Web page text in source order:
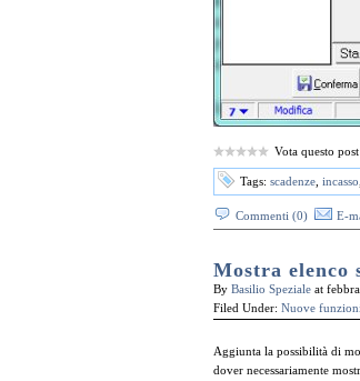
Vota questo
Tags: scadenze incasso
Commenti (0) E-
Mostra elenco
By Basilio Speziale at
Filed Under: Nuove funzioni
Aggiunta la possibilità di
dover necessariamente